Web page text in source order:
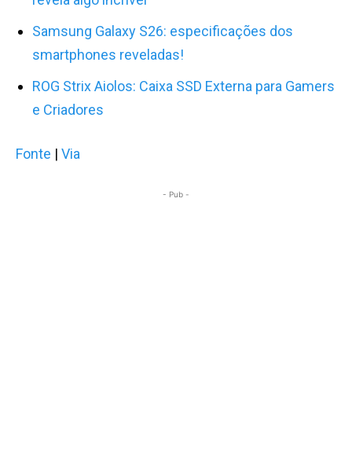
Samsung Galaxy S26: especificações dos
smartphones reveladas!
ROG Strix Aiolos: Caixa SSD Externa para Gamers
e Criadores
Fonte | Via
- Pub -